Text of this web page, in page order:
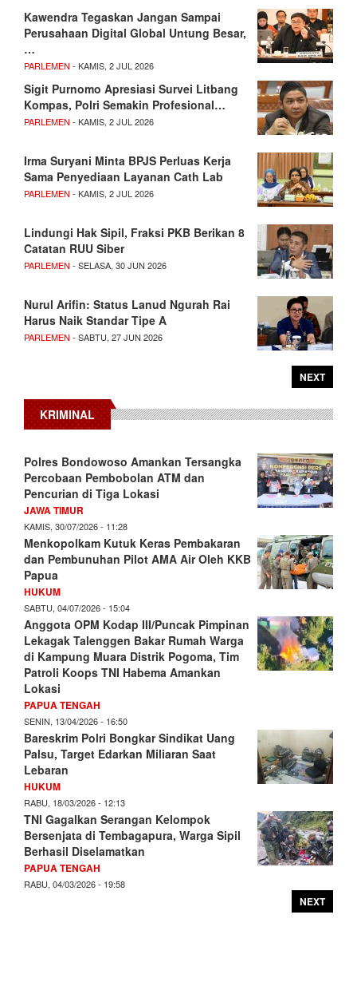
Kawendra Tegaskan Jangan Sampai
Perusahaan Digital Global Untung Besar,
…
PARLEMEN - KAMIS, 2 JUL 2026
Sigit Purnomo Apresiasi Survei Litbang
Kompas, Polri Semakin Profesional…
PARLEMEN - KAMIS, 2 JUL 2026
Irma Suryani Minta BPJS Perluas Kerja
Sama Penyediaan Layanan Cath Lab
PARLEMEN - KAMIS, 2 JUL 2026
Lindungi Hak Sipil, Fraksi PKB Berikan 8
Catatan RUU Siber
PARLEMEN - SELASA, 30 JUN 2026
Nurul Arifin: Status Lanud Ngurah Rai
Harus Naik Standar Tipe A
PARLEMEN - SABTU, 27 JUN 2026
NEXT
KRIMINAL
Polres Bondowoso Amankan Tersangka
Percobaan Pembobolan ATM dan
Pencurian di Tiga Lokasi
JAWA TIMUR
KAMIS, 30/07/2026 - 11:28
Menkopolkam Kutuk Keras Pembakaran
dan Pembunuhan Pilot AMA Air Oleh KKB
Papua
HUKUM
SABTU, 04/07/2026 - 15:04
Anggota OPM Kodap III/Puncak Pimpinan
Lekagak Talenggen Bakar Rumah Warga
di Kampung Muara Distrik Pogoma, Tim
Patroli Koops TNI Habema Amankan
Lokasi
PAPUA TENGAH
SENIN, 13/04/2026 - 16:50
Bareskrim Polri Bongkar Sindikat Uang
Palsu, Target Edarkan Miliaran Saat
Lebaran
HUKUM
RABU, 18/03/2026 - 12:13
TNI Gagalkan Serangan Kelompok
Bersenjata di Tembagapura, Warga Sipil
Berhasil Diselamatkan
PAPUA TENGAH
RABU, 04/03/2026 - 19:58
NEXT